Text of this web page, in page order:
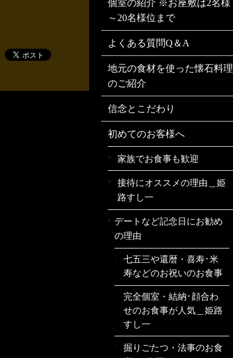
個室の紹介 ※お座敷は2名様
～20名様位まで
よくある質問Q＆A
地元の食材を使った懐石料理
のご紹介
信念とこだわり
初めてのお客様へ
家族でお食事も歓迎
接待にオススメの理由＿姫
路すし一
デートなど記念日にお勧め
の理由
七五三や還暦・喜寿･米
寿などのお祝いのお食事
完全個室・結納･顔合わ
せのお食事が人気＿姫路
すし一
掘りごたつ・法事のお食